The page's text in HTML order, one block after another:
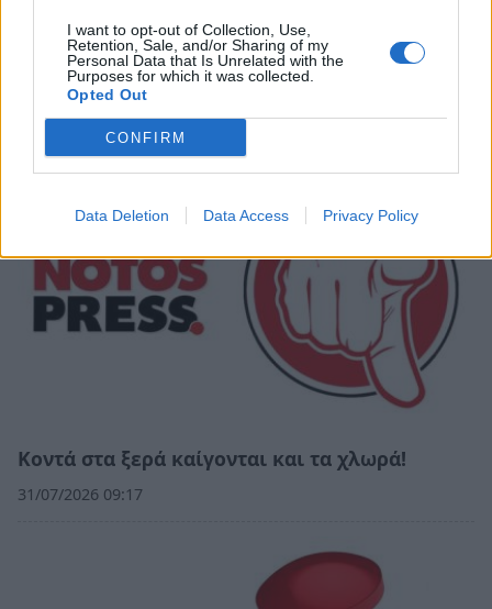
I want to opt-out of Collection, Use,
Retention, Sale, and/or Sharing of my
Personal Data that Is Unrelated with the
Purposes for which it was collected.
Opted Out
CONFIRM
Data Deletion Data Access Privacy Policy
Σχετικά Άρθρα
Κοντά στα ξερά καίγονται και τα χλωρά!
31/07/2026 09:17